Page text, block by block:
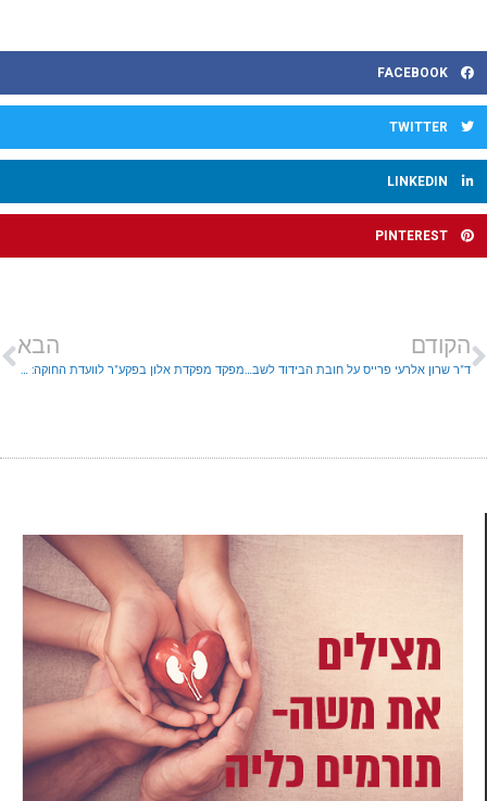
FACEBOOK
TWITTER
LINKEDIN
PINTEREST
הקודם
ד"ר שרון אלרעי פרייס על חובת הבידוד לשבים מחו"ל : "היום אנחנו מבינים שלמוגנות יש תוקף. כלל ההגדרות יעודכנו בהתאם"
הבא
מפקד מפקדת אלון בפקע"ר לוועדת החוקה: מתחמי הבדיקות לא יפעלו במוצאי יום הכיפורים